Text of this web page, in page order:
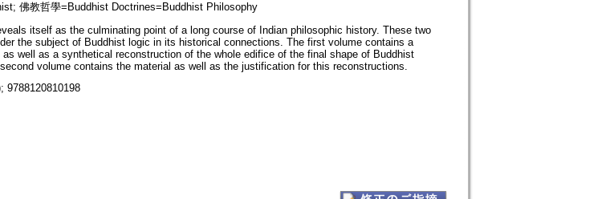
佛教哲學=Buddhist Doctrines=Buddhist Philosophy
itself as the culminating point of a long course of Indian philosophic history. These two
the subject of Buddhist logic in its historical connections. The first volume contains a
well as a synthetical reconstruction of the whole edifice of the final shape of Buddhist
volume contains the material as well as the justification for this reconstructions.
9788120810198